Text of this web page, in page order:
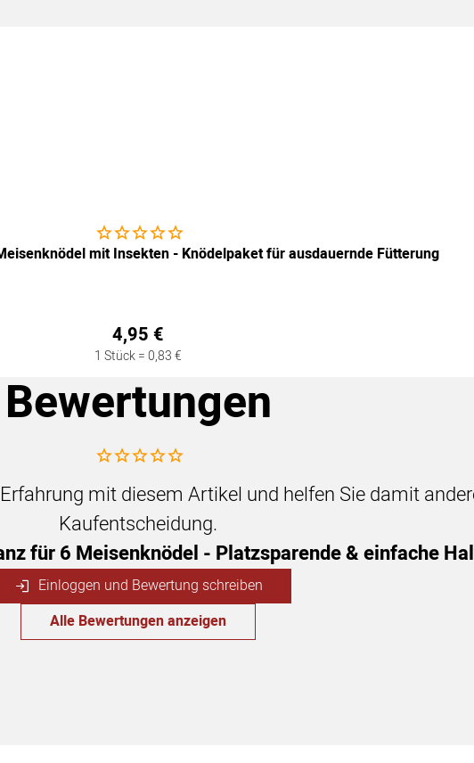
Noch keine Bewertungen abgegeben
mit Insekten - Knödelpaket für ausdauernde Fütterung
4,95 €
1 Stück =0,83€
Bewertungen
Noch keine Bewertungen abgegeben
mit diesem Artikel und helfen Sie damit
Kaufentscheidung.
für 6 Meisenknödel - Platzsparende & einfache
Einloggen und Bewertung schreiben
Alle Bewertungen anzeigen